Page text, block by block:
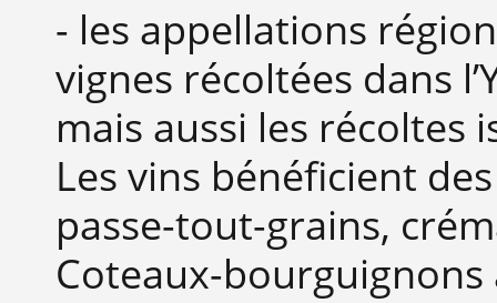
- les appellations
vignes récoltées dans
mais aussi les récoltes
Les vins bénéficient
passe-tout-grains,
Coteaux-